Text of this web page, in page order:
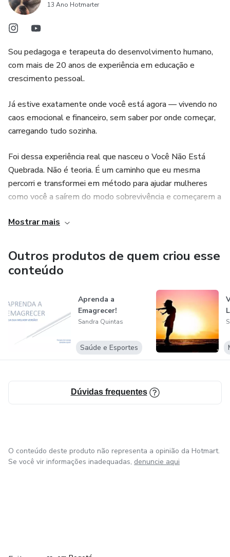
13 Ano Hotmarter
Sou pedagoga e terapeuta do desenvolvimento humano,
com mais de 20 anos de experiência em educação e
crescimento pessoal.
Já estive exatamente onde você está agora — vivendo no
caos emocional e financeiro, sem saber por onde começar,
carregando tudo sozinha.
Foi dessa experiência real que nasceu o Você Não Está
Quebrada. Não é teoria. É um caminho que eu mesma
percorri e transformei em método para ajudar mulheres
como você a saírem do modo sobrevivência e começarem a
tranquilidade.
Estou aqui para te acompanhar. Um dia de cada vez.
Mostrar mais
Outros produtos de quem criou esse
conteúdo
Aprenda a
Emagrecer!
Sandra Quintas
Saúde e Esportes
Dúvidas frequentes
O conteúdo deste produto não representa a opinião da Hotmart.
Se você vir informações inadequadas, denuncie aqui